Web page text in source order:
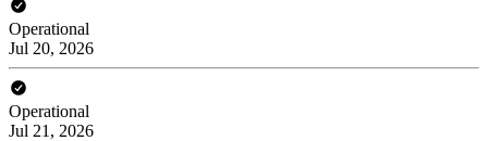
Operational
Jul 20, 2026
Operational
Jul 21, 2026